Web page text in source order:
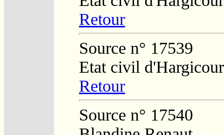
Retour
Source n° 17539
Etat civil
Retour
Source n° 17540